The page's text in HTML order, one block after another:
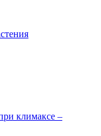
климаксе –